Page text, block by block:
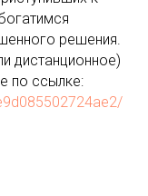
решения.
дистанционное)
по ссылке: